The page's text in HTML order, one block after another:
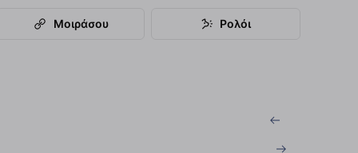
Μοιράσου Ρολόι